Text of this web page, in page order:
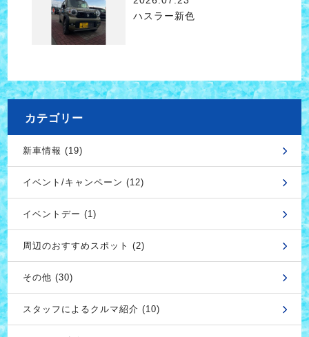
ハスラー新色
カテゴリー
新車情報 (19)
イベント/キャンペーン (12)
イベントデー (1)
周辺のおすすめスポット (2)
その他 (30)
スタッフによるクルマ紹介 (10)